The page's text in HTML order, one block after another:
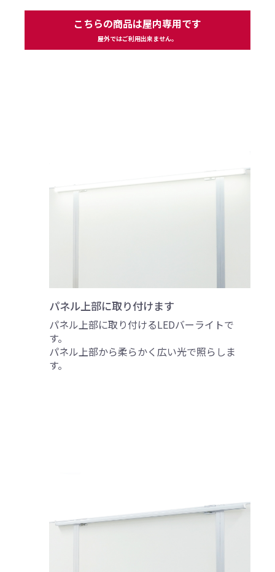
こちらの商品は屋内専用です
屋外ではご利用出来ません。
パネル上部に取り付けます
パネル上部に取り付けるLEDバーライトで
す。
パネル上部から柔らかく広い光で照らしま
す。